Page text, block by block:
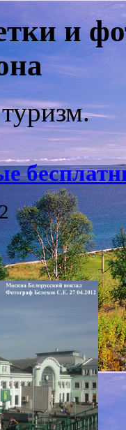
и